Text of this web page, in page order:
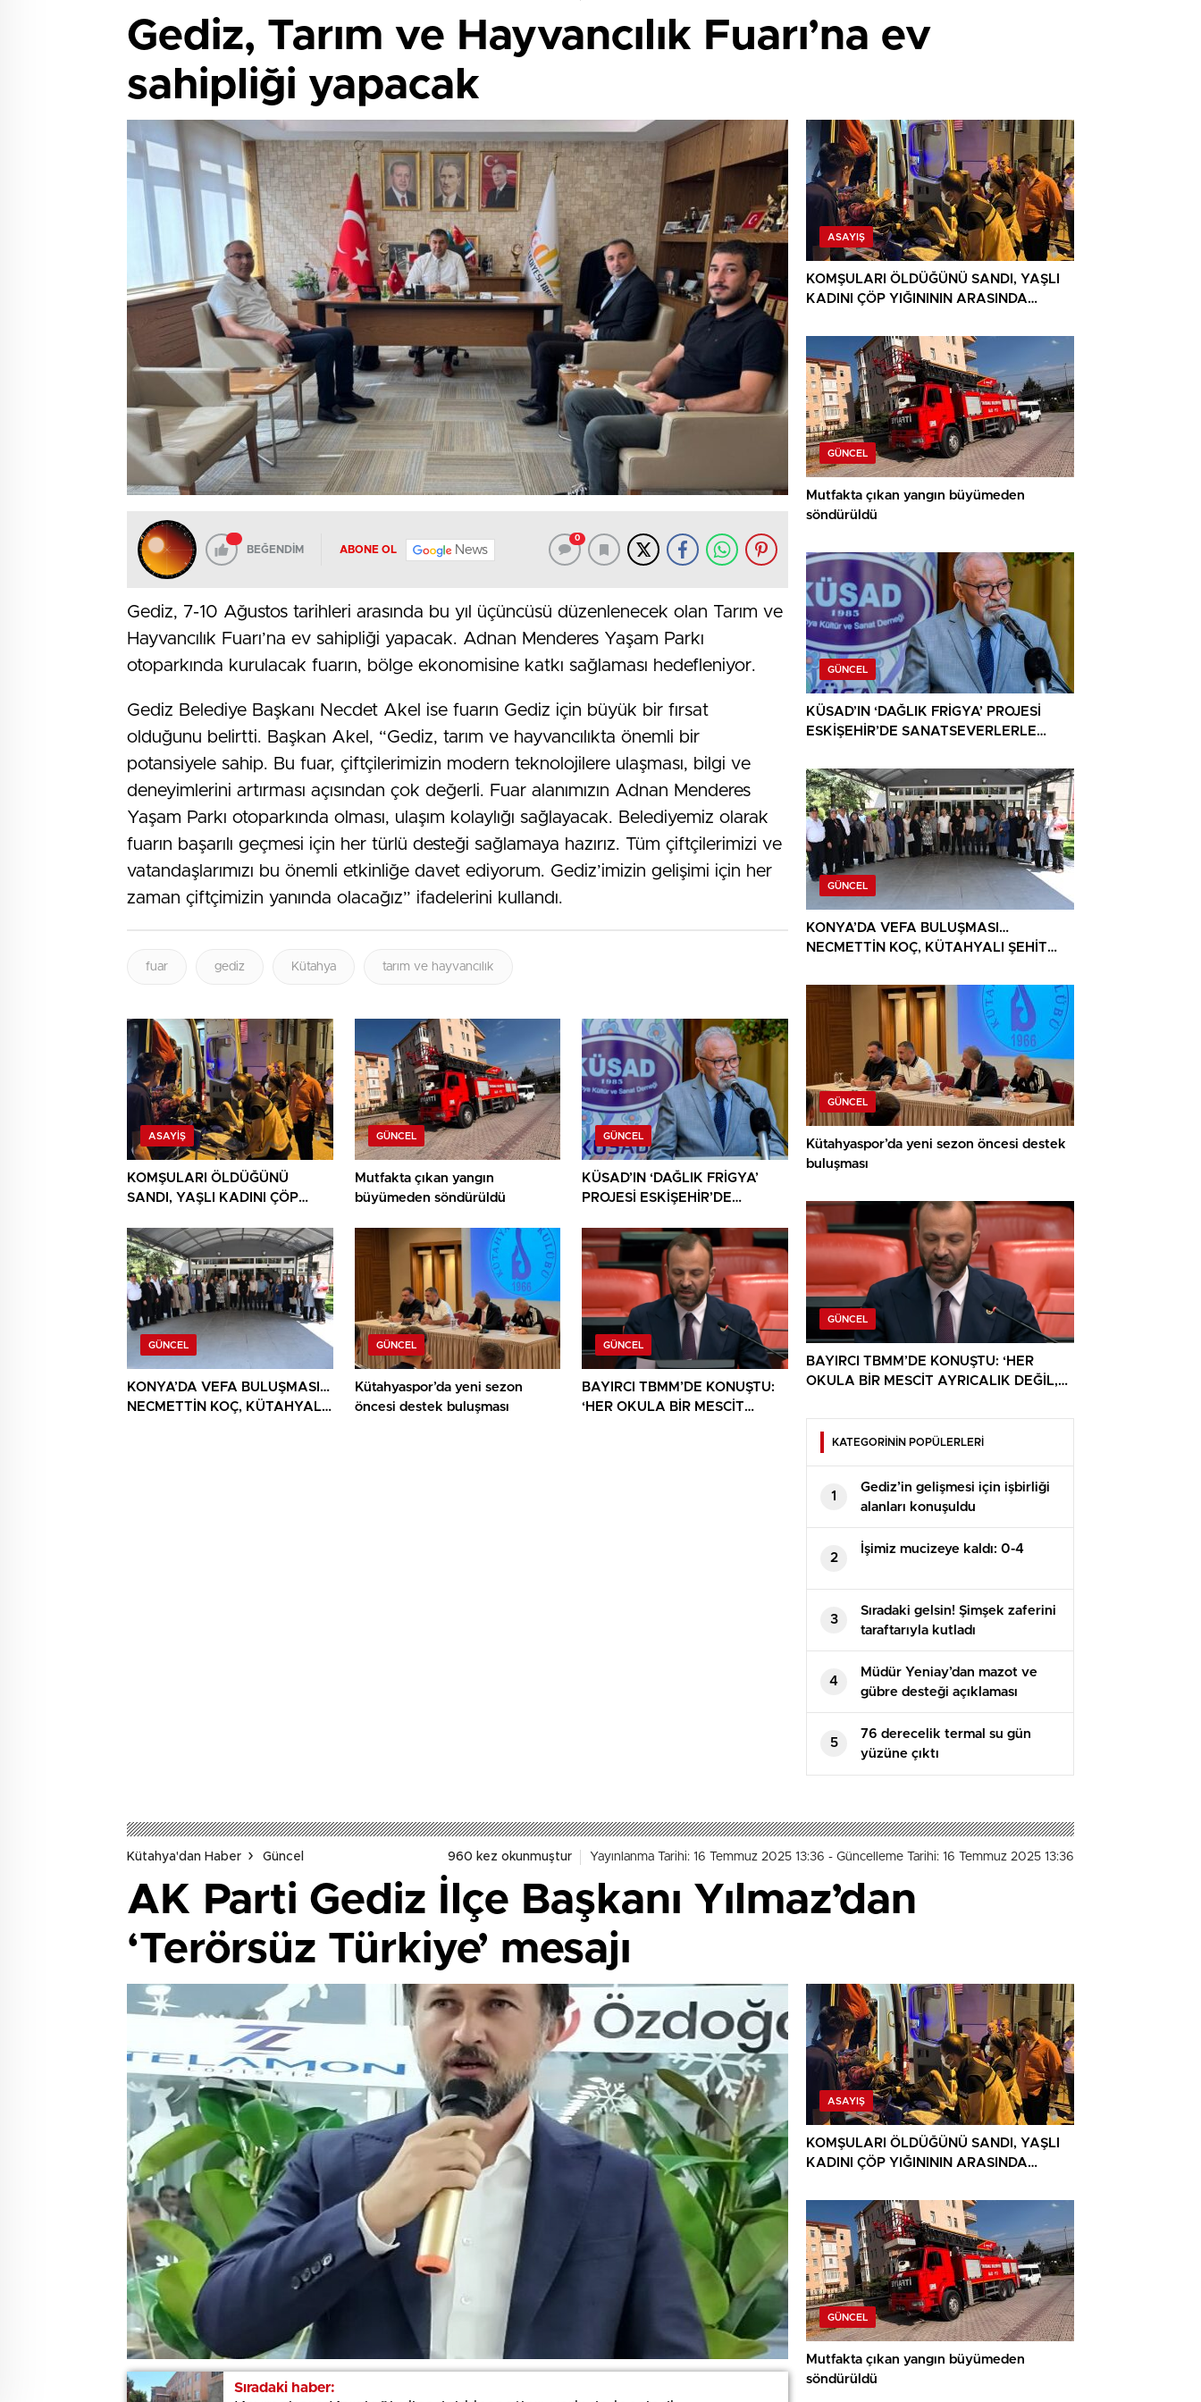
Gediz, Tarım ve Hayvancılık Fuarı’na ev
sahipliği yapacak
BEĞENDİM ABONE OL News
0
Gediz, 7-10 Ağustos tarihleri arasında bu yıl üçüncüsü düzenlenecek olan Tarım ve
Hayvancılık Fuarı’na ev sahipliği yapacak. Adnan Menderes Yaşam Parkı
otoparkında kurulacak fuarın, bölge ekonomisine katkı sağlaması hedefleniyor.
Gediz Belediye Başkanı Necdet Akel ise fuarın Gediz için büyük bir fırsat
olduğunu belirtti. Başkan Akel, “Gediz, tarım ve hayvancılıkta önemli bir
potansiyele sahip. Bu fuar, çiftçilerimizin modern teknolojilere ulaşması, bilgi ve
deneyimlerini artırması açısından çok değerli. Fuar alanımızın Adnan Menderes
Yaşam Parkı otoparkında olması, ulaşım kolaylığı sağlayacak. Belediyemiz olarak
fuarın başarılı geçmesi için her türlü desteği sağlamaya hazırız. Tüm çiftçilerimizi ve
vatandaşlarımızı bu önemli etkinliğe davet ediyorum. Gediz’imizin gelişimi için her
zaman çiftçimizin yanında olacağız” ifadelerini kullandı.
fuar gediz Kütahya tarım ve hayvancılık
ASAYIŞ
KOMŞULARI ÖLDÜĞÜNÜ
SANDI, YAŞLI KADINI ÇÖP
BULUNDU
GÜNCEL
Mutfakta çıkan yangın
büyümeden söndürüldü
GÜNCEL
KÜSAD’IN ‘DAĞLIK FRİGYA’
PROJESİ ESKİŞEHİR’DE
BULUŞUYOR
GÜNCEL
KONYA’DA VEFA BULUŞMASI…
NECMETTİN KOÇ, KÜTAHYALI
GÜNCEL
Kütahyaspor’da yeni sezon
öncesi destek buluşması
GÜNCEL
BAYIRCI TBMM’DE KONUŞTU:
‘HER OKULA BİR MESCİT
Sıradaki haber:
ASAYIŞ
KOMŞULARI ÖLDÜĞÜNÜ SANDI, YAŞLI
KADINI ÇÖP YIĞINININ ARASINDA
GÜNCEL
Mutfakta çıkan yangın büyümeden
söndürüldü
GÜNCEL
KÜSAD’IN ‘DAĞLIK FRİGYA’ PROJESİ
ESKİŞEHİR’DE SANATSEVERLERLE
GÜNCEL
KONYA’DA VEFA BULUŞMASI…
NECMETTİN KOÇ, KÜTAHYALI ŞEHİT
GÜNCEL
Kütahyaspor’da yeni sezon öncesi destek
buluşması
GÜNCEL
BAYIRCI TBMM’DE KONUŞTU: ‘HER
OKULA BİR MESCİT AYRICALIK DEĞİL,
KATEGORİNİN POPÜLERLERİ
1
Gediz’in gelişmesi için işbirliği
alanları konuşuldu
2
İşimiz mucizeye kaldı: 0-4
3
Sıradaki gelsin! Şimşek zaferini
taraftarıyla kutladı
4
Müdür Yeniay’dan mazot ve
gübre desteği açıklaması
5
76 derecelik termal su gün
yüzüne çıktı
Kütahya'dan Haber Güncel 960 kez okunmuştur Yayınlanma Tarihi: 16 Temmuz 2025 13:36 - Güncelleme Tarihi: 16 Temmuz 2025 13:36
AK Parti Gediz İlçe Başkanı Yılmaz’dan
‘Terörsüz Türkiye’ mesajı
Sıradaki haber:
ASAYIŞ
KOMŞULARI ÖLDÜĞÜNÜ SANDI, YAŞLI
KADINI ÇÖP YIĞINININ ARASINDA
GÜNCEL
Mutfakta çıkan yangın büyümeden
söndürüldü